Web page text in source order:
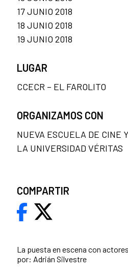
La puesta en escena con
por: Adrián Silvestre
17 JUNIO 2018
18 JUNIO 2018
19 JUNIO 2018
LUGAR
CCECR – EL FAROLITO
ORGANIZAMOS CON
NUEVA ESCUELA DE CINE
LA UNIVERSIDAD VÉRITAS
COMPARTIR